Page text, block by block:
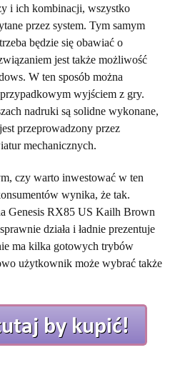
i ich kombinacji, wszystko
przez system. Tym samym
będzie się obawiać o
jest także możliwość
W ten sposób można
wyjściem z gry.
nadruki są solidne wykonane,
przeprowadzony przez
mechanicznych.
czy warto inwestować w ten
wynika, że tak.
Genesis RX85 US Kailh Brown
działa i ładnie prezentuje
ma kilka gotowych trybów
użytkownik może wybrać także